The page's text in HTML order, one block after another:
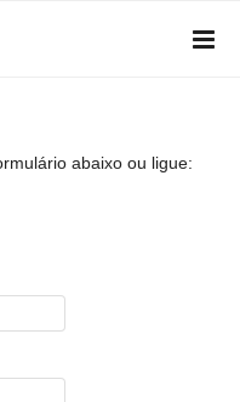
abaixo ou ligue: